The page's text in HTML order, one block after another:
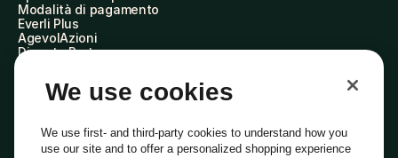
Modalità di pagamento
Everli Plus
AgevolAzioni
Diventa Partner
Everli Shoppers
About Us
Everli News
Domande frequenti
We use cookies
We use first- and third-party cookies to understand how you
use our site and to offer a personalized shopping experience